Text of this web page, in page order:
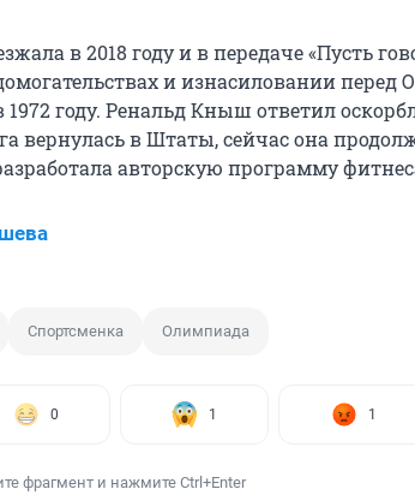
в 2018 году и в передаче «Пусть
и изнасиловании
году. Ренальд Кныш ответил
вернулась в Штаты, сейчас она
авторскую программу
Спортсменка Олимпиада
0 1 1
фрагмент и нажмите Ctrl+Enter